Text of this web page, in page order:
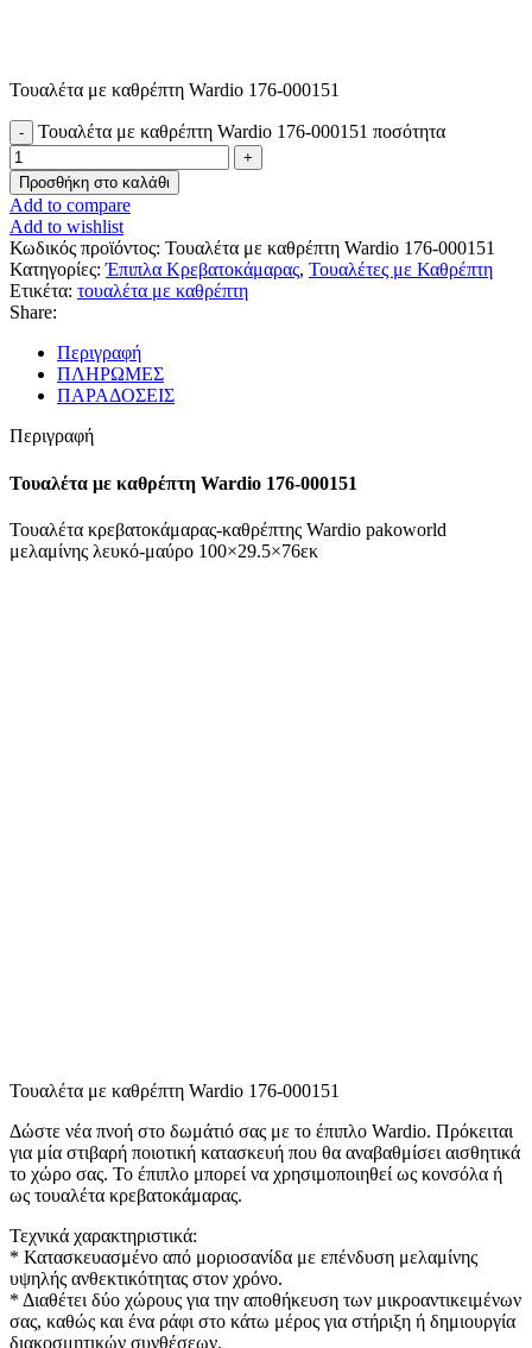
Τουαλέτα με καθρέπτη Wardio 176-000151
Τουαλέτα με καθρέπτη Wardio 176-000151 ποσότητα
Προσθήκη στο καλάθι
Add to compare
Add to wishlist
Κωδικός προϊόντος: Τουαλέτα με καθρέπτη Wardio 176-000151
Κατηγορίες: Έπιπλα Κρεβατοκάμαρας, Τουαλέτες με Καθρέπτη
Ετικέτα: τουαλέτα με καθρέπτη
Share:
Περιγραφή
ΠΛΗΡΩΜΕΣ
ΠΑΡΑΔΟΣΕΙΣ
Περιγραφή
Τουαλέτα με καθρέπτη Wardio 176-000151
Τουαλέτα κρεβατοκάμαρας-καθρέπτης Wardio pakoworld
μελαμίνης λευκό-μαύρο 100×29.5×76εκ
Τουαλέτα με καθρέπτη Wardio 176-000151
Δώστε νέα πνοή στο δωμάτιό σας με το έπιπλο Wardio. Πρόκειται
για μία στιβαρή ποιοτική κατασκευή που θα αναβαθμίσει αισθητικά
το χώρο σας. Το έπιπλο μπορεί να χρησιμοποιηθεί ως κονσόλα ή
ως τουαλέτα κρεβατοκάμαρας.
Τεχνικά χαρακτηριστικά:
* Κατασκευασμένο από μοριοσανίδα με επένδυση μελαμίνης
υψηλής ανθεκτικότητας στον χρόνο.
* Διαθέτει δύο χώρους για την αποθήκευση των μικροαντικειμένων
σας, καθώς και ένα ράφι στο κάτω μέρος για στήριξη ή δημιουργία
διακοσμητικών συνθέσεων.